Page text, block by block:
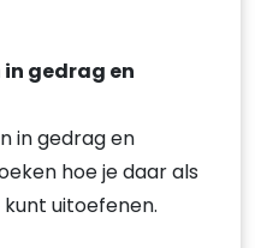
gedrag en
in gedrag en
hoe je daar als
uitoefenen.